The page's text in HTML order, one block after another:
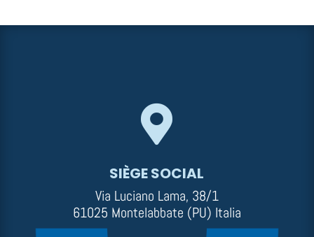

SIÈGE SOCIAL
Via Luciano Lama, 38/1
61025 Montelabbate (PU) Italia